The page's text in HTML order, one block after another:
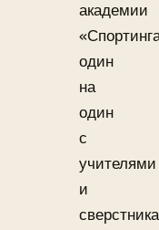
академии
один
на
один
с
учителями
и